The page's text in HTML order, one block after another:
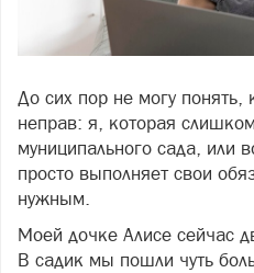
Фото: фото: freepik
До сих пор не могу понять,
неправ: я, которая
муниципального сада, или
просто выполняет свои
нужным.
Моей дочке Алисе сейчас
В садик мы пошли чуть